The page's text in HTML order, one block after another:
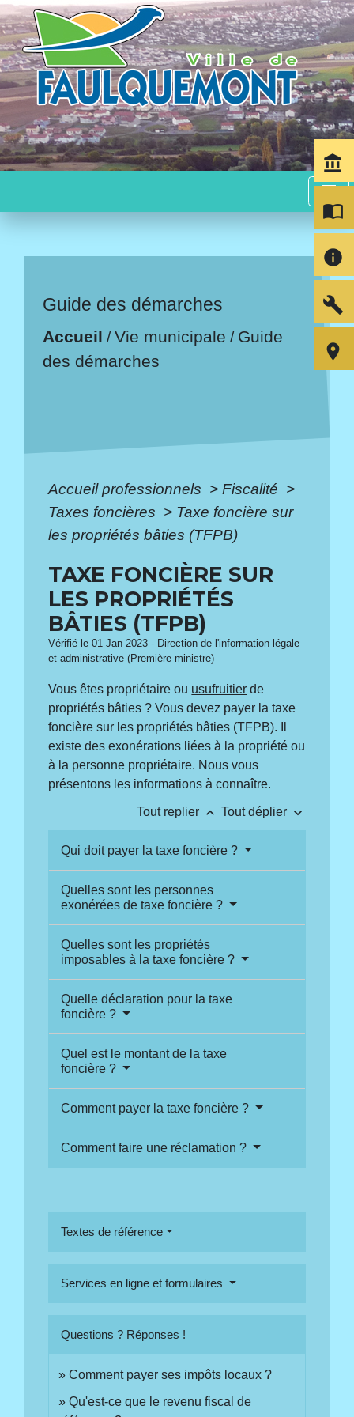
menu
Guide des démarches
Accueil /Vie municipale / Guide
des démarches
Accueil professionnels > Fiscalité >
Taxes foncières > Taxe foncière sur
les propriétés bâties (TFPB)
TAXE FONCIÈRE SUR
LES PROPRIÉTÉS
BÂTIES (TFPB)
Vérifié le 01 Jan 2023 - Direction de l'information légale
et administrative (Première ministre)
Vous êtes propriétaire ou usufruitier de
propriétés bâties ? Vous devez payer la taxe
foncière sur les propriétés bâties (TFPB). Il
existe des exonérations liées à la propriété ou
à la personne propriétaire. Nous vous
présentons les informations à connaître.
Tout replier keyboard_arrow_up Tout déplier keyboard_arrow_down
Qui doit payer la taxe foncière ?
Quelles sont les personnes
exonérées de taxe foncière ?
Quelles sont les propriétés
imposables à la taxe foncière ?
Quelle déclaration pour la taxe
foncière ?
Quel est le montant de la taxe
foncière ?
Comment payer la taxe foncière ?
Comment faire une réclamation ?
Textes de référence
Services en ligne et formulaires
Questions ? Réponses !
Comment payer ses impôts locaux ?
Qu'est-ce que le revenu fiscal de
account_balance
import_contacts
info
build
room